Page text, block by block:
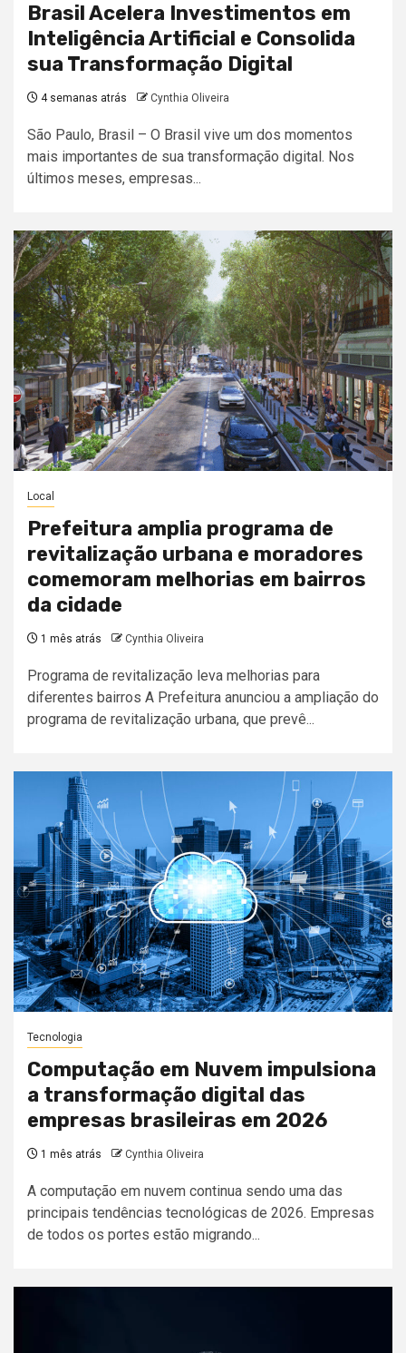
Brasil Acelera Investimentos em
Inteligência Artificial e Consolida
sua Transformação Digital
4 semanas atrás Cynthia Oliveira
São Paulo, Brasil – O Brasil vive um dos momentos
mais importantes de sua transformação digital. Nos
últimos meses, empresas...
Local
Prefeitura amplia programa de
revitalização urbana e moradores
comemoram melhorias em bairros
da cidade
1 mês atrás Cynthia Oliveira
Programa de revitalização leva melhorias para
diferentes bairros A Prefeitura anunciou a ampliação do
programa de revitalização urbana, que prevê...
Tecnologia
Computação em Nuvem impulsiona
a transformação digital das
empresas brasileiras em 2026
1 mês atrás Cynthia Oliveira
A computação em nuvem continua sendo uma das
principais tendências tecnológicas de 2026. Empresas
de todos os portes estão migrando...